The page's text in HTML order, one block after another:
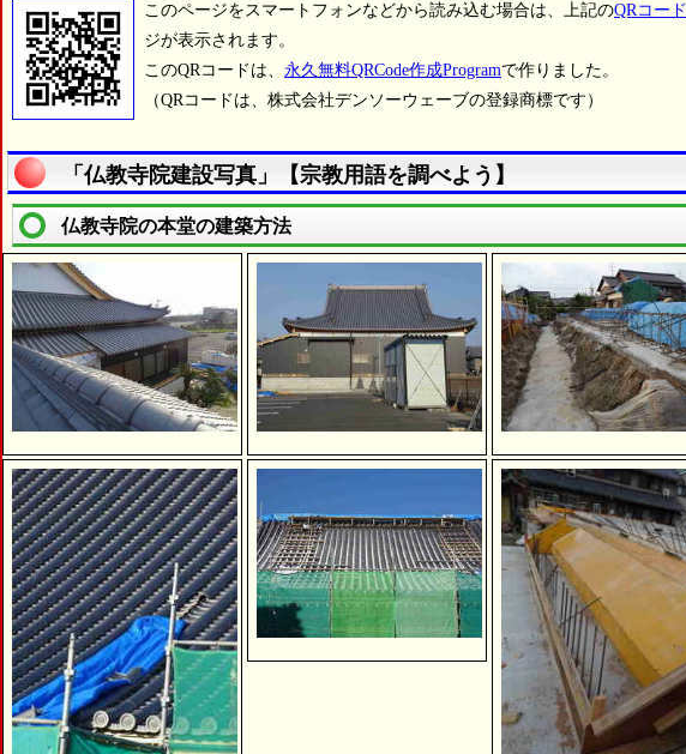
このページをスマートフォンなどから読み込む場合は、上記のQRコード
ジが表示されます。
このQRコードは、 永久無料QRCode作成Programで作りました。
（QRコードは、株式会社デンソーウェーブの登録商標です）
「仏教寺院建設写真」【宗教用語を調べよう】
仏教寺院の本堂の建築方法